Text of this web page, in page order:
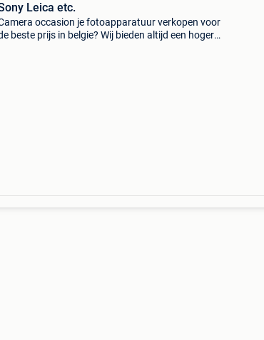
Leica etc.
occasion je fotoapparatuur verkopen voor
beste prijs in belgie? Wij bieden altijd een hogere